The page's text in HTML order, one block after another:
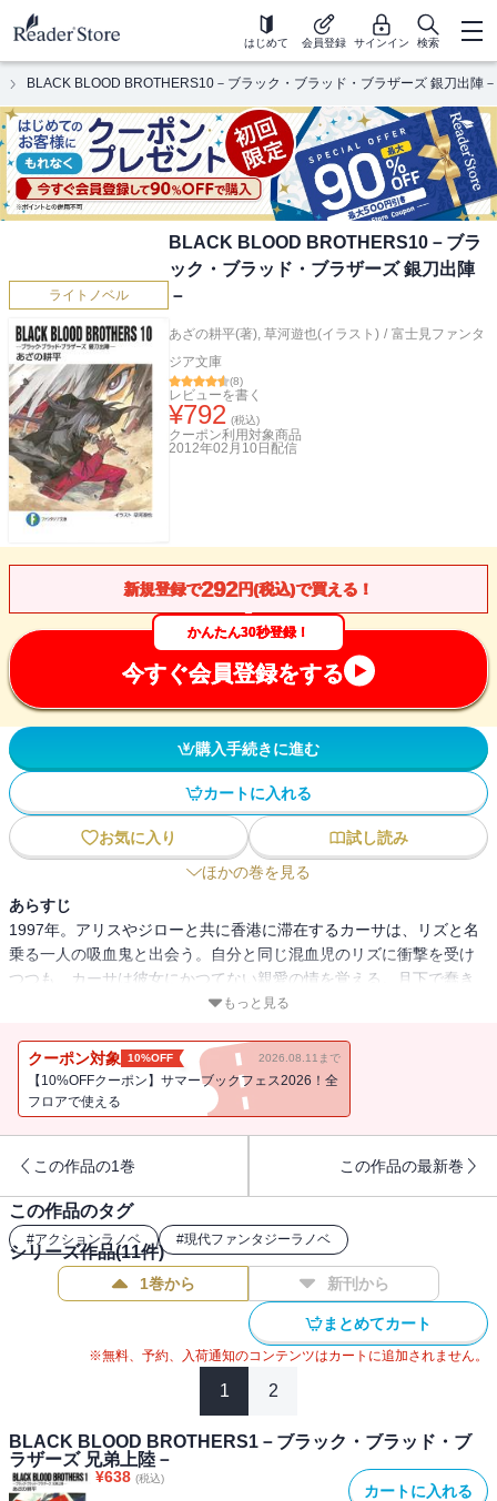
はじめて 会員登録 サインイン 検索
BLACK BLOOD BROTHERS10－ブラック・ブラッド・ブラザーズ 銀刀出陣－
ライトノベル
BLACK BLOOD BROTHERS10－ブラ
ック・ブラッド・ブラザーズ 銀刀出陣
－
あざの耕平(著), 草河遊也(イラスト) / 富士見ファンタ
ジア文庫
(8)
レビューを書く
¥792 (税込)
クーポン利用対象商品
2012年02月10日 配信
新規登録で292円(税込)で買える！
かんたん30秒登録！
今すぐ会員登録をする
購入手続きに進む
カートに入れる
お気に入り
試し読み
ほかの巻を見る
あらすじ
1997年。アリスやジローと共に香港に滞在するカーサは、リズと名
乗る一人の吸血鬼と出会う。自分と同じ混血児のリズに衝撃を受け
つつも、カーサは彼女にかつてない親愛の情を覚える。月下で蠢き
始めた、新たな脈動。アリスとジロー、そしてカーサにとっての百
――2009年、シンガポール。各国の有力血族を迎えたミミコは、特
区奪還の手応えを感じながら、待っていた。たった一振りの剣。ミ
ミコにとってただ一人の吸血鬼を。「・・・・・・いつまで経って
もっと見る
クーポン対象 10%OFF 2026.08.11まで
【10%OFFクーポン】サマーブックフェス2026！全
フロアで使える
この作品の1巻 この作品の最新巻
この作品のタグ
#アクションラノベ #現代ファンタジーラノベ
シリーズ作品(11件)
1巻から 新刊から
まとめてカート
※無料、予約、入荷通知のコンテンツはカートに追加されません。
1 2
BLACK BLOOD BROTHERS1－ブラック・ブラッド・ブ
ラザーズ 兄弟上陸－
¥638 (税込)
カートに入れる